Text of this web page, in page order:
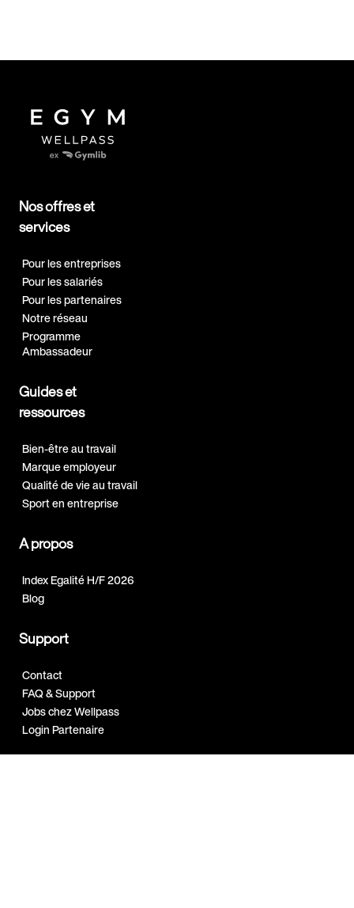
Nos offres et
services
Pour les entreprises
Pour les salariés
Pour les partenaires
Notre réseau
Programme
Ambassadeur
Guides et
ressources
Bien-être au travail
Marque employeur
Qualité de vie au travail
Sport en entreprise
A propos
Index Egalité H/F 2026
Blog
Support
Contact
FAQ & Support
Jobs chez Wellpass
Login Partenaire